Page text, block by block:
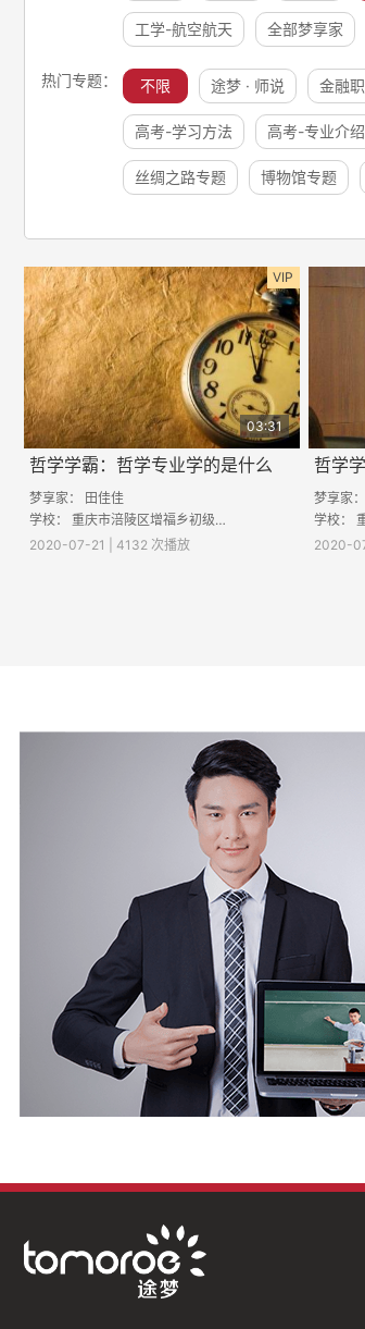
工学-航空航天 全部梦享家
热门专题： 不限 途梦 · 师说 金融
高考-学习方法 高考-专业介绍
丝绸之路专题 博物馆专题
VIP
03:31
哲学学霸：哲学专业学的是什么
梦享家：
田佳佳
学校： 重庆市涪陵区增福乡初级中学校
2020-07-21 | 4132 次播放
梦享家：
学校：
2020-